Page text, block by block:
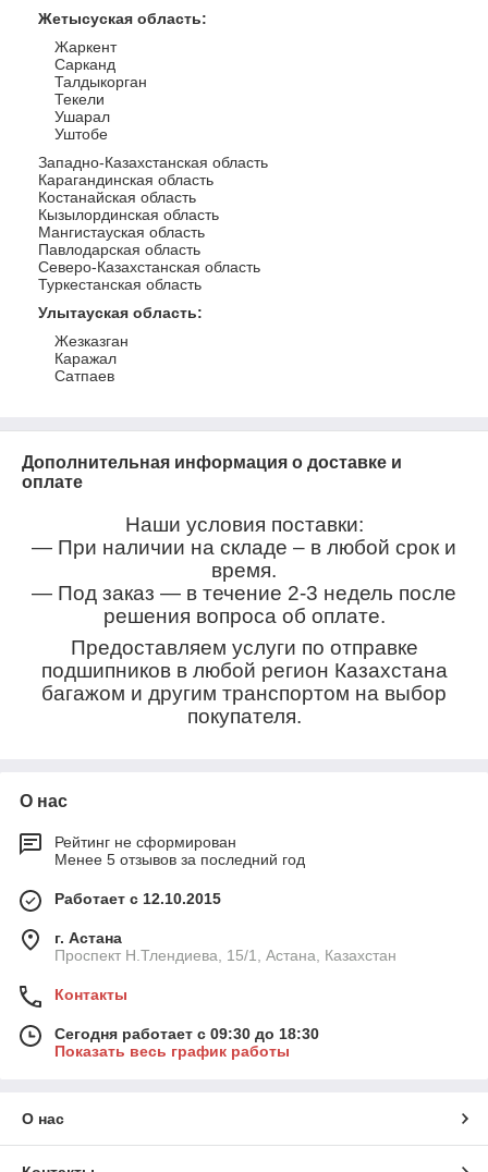
Жетысуская область:
Жаркент
Сарканд
Талдыкорган
Текели
Ушарал
Уштобе
Западно-Казахстанская область
Карагандинская область
Костанайская область
Кызылординская область
Мангистауская область
Павлодарская область
Северо-Казахстанская область
Туркестанская область
Улытауская область:
Жезказган
Каражал
Сатпаев
Дополнительная информация о доставке и
оплате
Наши условия поставки:
― При наличии на складе – в любой срок и
время.
― Под заказ — в течение 2-3 недель после
решения вопроса об оплате.
Предоставляем услуги по отправке
подшипников в любой регион Казахстана
багажом и другим транспортом на выбор
покупателя.
О нас
Рейтинг не сформирован
Менее 5 отзывов за последний год
Работает с 12.10.2015
г. Астана
Проспект Н.Тлендиева, 15/1, Астана, Казахстан
Контакты
Сегодня работает с 09:30 до 18:30
Показать весь график работы
О нас